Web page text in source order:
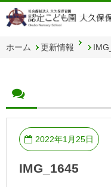
ホーム 更新情報
2022年1月25日
IMG_1645